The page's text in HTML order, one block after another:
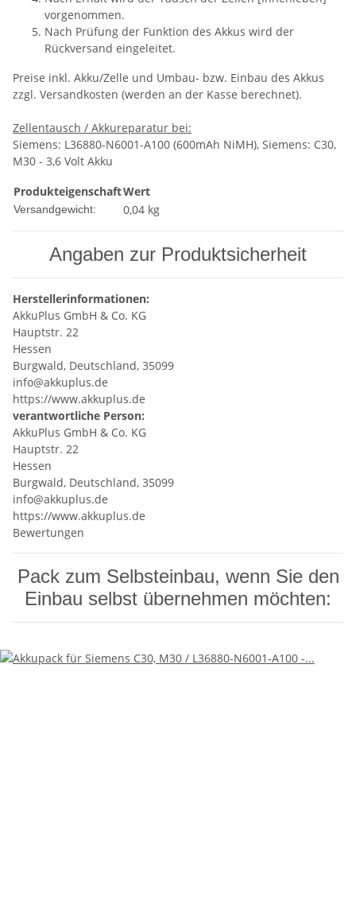
vorgenommen.
Nach Prüfung der Funktion des Akkus wird der
Rückversand eingeleitet.
Preise inkl. Akku/Zelle und Umbau- bzw. Einbau des Akkus
zzgl. Versandkosten (werden an der Kasse berechnet).
Zellentausch / Akkureparatur bei:
Siemens: L36880-N6001-A100 (600mAh NiMH), Siemens: C30,
M30 - 3,6 Volt Akku
ProdukteigenschaftWert
Versandgewicht: 0,04 kg
Angaben zur Produktsicherheit
Herstellerinformationen:
AkkuPlus GmbH & Co. KG
Hauptstr. 22
Hessen
Burgwald, Deutschland, 35099
info@akkuplus.de
https://www.akkuplus.de
verantwortliche Person:
AkkuPlus GmbH & Co. KG
Hauptstr. 22
Hessen
Burgwald, Deutschland, 35099
info@akkuplus.de
https://www.akkuplus.de
Bewertungen
Pack zum Selbsteinbau, wenn Sie den
Einbau selbst übernehmen möchten: